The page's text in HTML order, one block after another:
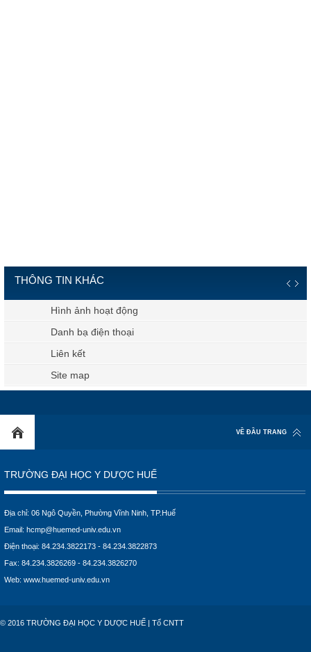
THÔNG TIN KHÁC
Hình ảnh hoạt động
Danh bạ điện thoại
Liên kết
Site map
VỀ ĐẦU TRANG
TRƯỜNG ĐẠI HỌC Y DƯỢC HUẾ
Địa chỉ: 06 Ngô Quyền, Phường Vĩnh Ninh, TP.Huế
Email: hcmp@huemed-univ.edu.vn
Điện thoại: 84.234.3822173 - 84.234.3822873
Fax: 84.234.3826269 - 84.234.3826270
Web: www.huemed-univ.edu.vn
© 2016 TRƯỜNG ĐẠI HỌC Y DƯỢC HUẾ | Tổ CNTT